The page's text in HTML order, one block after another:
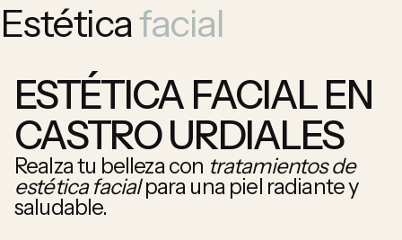
Estéticafacial
ESTÉTICA FACIAL EN
CASTRO URDIALES
Realza tu belleza con tratamientos de
estética facialpara una piel radiante y
saludable.